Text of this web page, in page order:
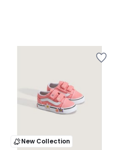
New Collection